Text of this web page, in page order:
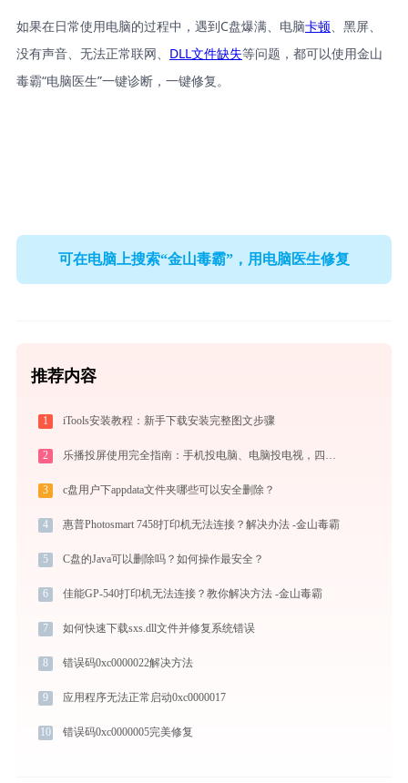
如果在日常使用电脑的过程中，遇到C盘爆满、电脑卡顿、黑屏、
没有声音、无法正常联网、 DLL文件缺失等问题，都可以使用金山
毒霸“电脑医生”一键诊断，一键修复。
可在电脑上搜索“金山毒霸”，用电脑医生修复
推荐内容
1 iTools安装教程：新手下载安装完整图文步骤
2 乐播投屏使用完全指南：手机投电脑、电脑投电视，四种连接方式一篇讲透
3 c盘用户下appdata文件夹哪些可以安全删除？
4 惠普Photosmart 7458打印机无法连接？解决办法 -金山毒霸
5 C盘的Java可以删除吗？如何操作最安全？
6 佳能GP-540打印机无法连接？教你解决方法 -金山毒霸
7 如何快速下载sxs.dll文件并修复系统错误
8 错误码0xc0000022解决方法
9 应用程序无法正常启动0xc0000017
10 错误码0xc0000005完美修复